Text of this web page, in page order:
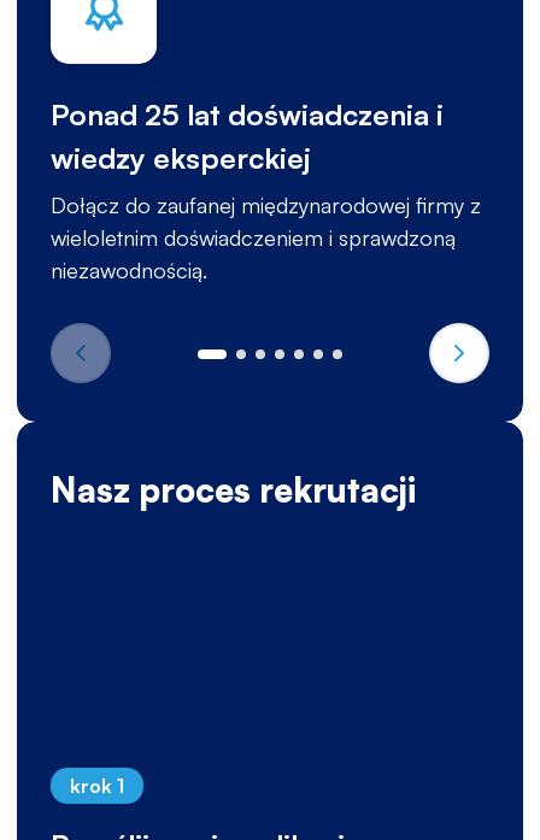
Ponad 25 lat doświadczenia i
wiedzy eksperckiej
Dołącz do zaufanej międzynarodowej firmy z
wieloletnim doświadczeniem i sprawdzoną
niezawodnością.
Nasz proces rekrutacji
krok 1